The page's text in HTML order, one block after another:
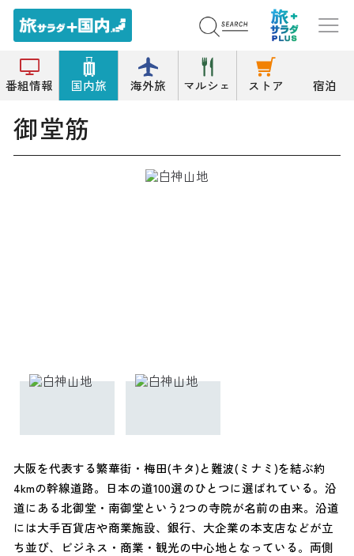
番組情報 国内旅 海外旅 マルシェ ストア 宿泊
トップ 紅葉/新緑の名所
御堂筋
大阪を代表する繁華街・梅田(キタ)と難波(ミナミ)を結ぶ約
4kmの幹線道路。日本の道100選のひとつに選ばれている。沿
道にある北御堂・南御堂という2つの寺院が名前の由来。沿道
には大手百貨店や商業施設、銀行、大企業の本支店などが立
ち並び、ビジネス・商業・観光の中心地となっている。両側